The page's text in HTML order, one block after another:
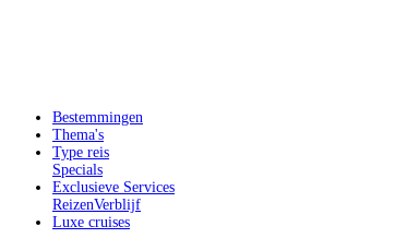
Bestemmingen
Thema's
Type reis
Specials
Exclusieve Services
ReizenVerblijf
Luxe cruises